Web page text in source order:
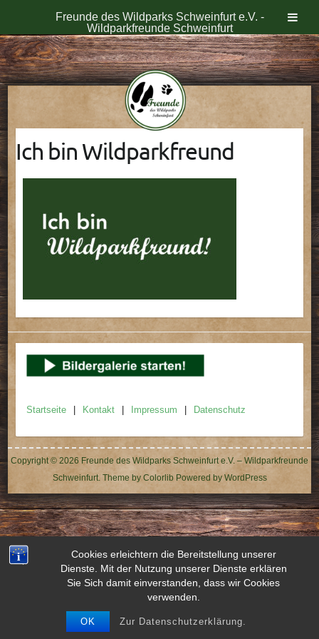
Cookies erleichtern die Bereitstellung unserer
Dienste. Mit der Nutzung unserer Dienste erklären
Sie Sich damit einverstanden, dass wir Cookies
verwenden.
OK Zur Datenschutzerklärung.
Freunde des Wildparks Schweinfurt e.V. -
Wildparkfreunde Schweinfurt
Skip
to
content
Ich bin Wildparkfreund
Startseite Kontakt Impressum Datenschutz
Copyright © 2026 Freunde des Wildparks Schweinfurt e.V. – Wildparkfreunde
Schweinfurt. Theme by ColorlibPowered by WordPress